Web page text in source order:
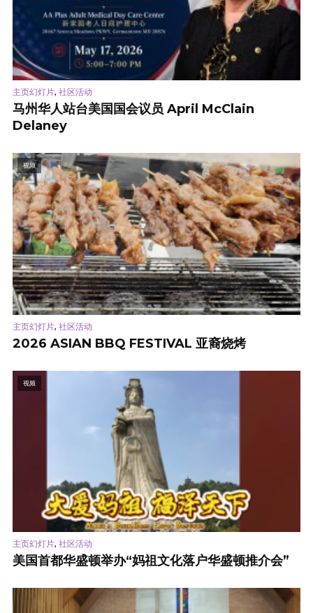
主页幻灯片, 社区活动
马州华人站台美国国会议员 April McClain
Delaney
视频
主页幻灯片, 社区活动
2026 ASIAN BBQ FESTIVAL 亚裔烧烤
视频
主页幻灯片, 社区活动
美国首都华盛顿举办“妈祖文化落户华盛顿推介会”